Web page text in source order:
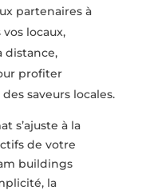
partenaires à
locaux,
distance,
profiter
saveurs locales.
s’ajuste à la
de votre
buildings
la